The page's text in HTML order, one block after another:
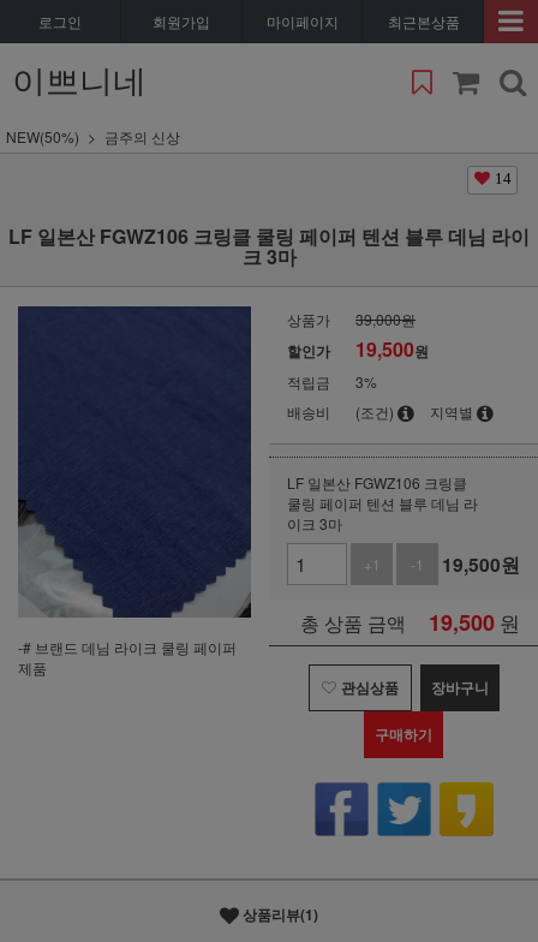
로그인 회원가입 마이페이지 최근본상품
이쁘니네
NEW(50%) 금주의 신상
14
LF 일본산 FGWZ106 크링클 쿨링 페이퍼 텐션 블루 데님 라이
크 3마
-# 브랜드 데님 라이크 쿨링 페이퍼
제품
상품가 39,000원
할인가 19,500원
적립금
3%
배송비
(조건) 지역별
LF 일본산 FGWZ106 크링클
쿨링 페이퍼 텐션 블루 데님 라
이크 3마
+1
-1 19,500원
총 상품 금액 19,500 원
관심상품 장바구니
구매하기
상품리뷰(1)